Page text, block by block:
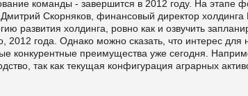
команды - завершится в 2012 году. На этапе
Дмитрий Скорняков, финансовый директор
развития холдинга, ровно как и озвучить
2012 года. Однако можно сказать, что интерес для
конкурентные преимущества уже сегодня.
так как текущая конфигурация аграрных